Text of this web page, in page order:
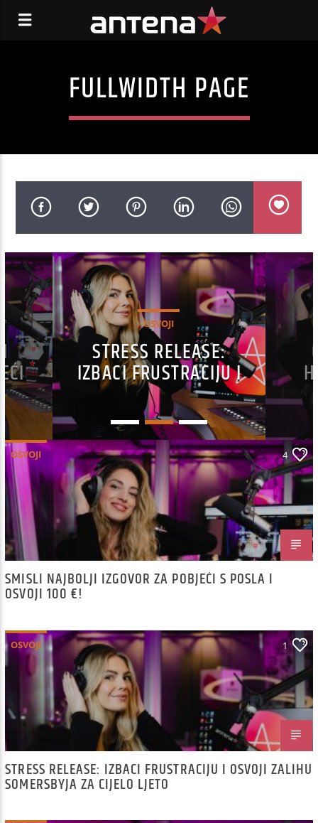
FULLWIDTH PAGE
OSVOJI
STRESS RELEASE:
IZBACI FRUSTRACIJU I
OSVOJI ZALIHU
SOMERSBYJA ZA
CIJELO LJETO
OSVOJI 4
SMISLI NAJBOLJI IZGOVOR ZA POBJEĆI S POSLA I
OSVOJI 100 €!
OSVOJI 1
STRESS RELEASE: IZBACI FRUSTRACIJU I OSVOJI ZALIHU
SOMERSBYJA ZA CIJELO LJETO